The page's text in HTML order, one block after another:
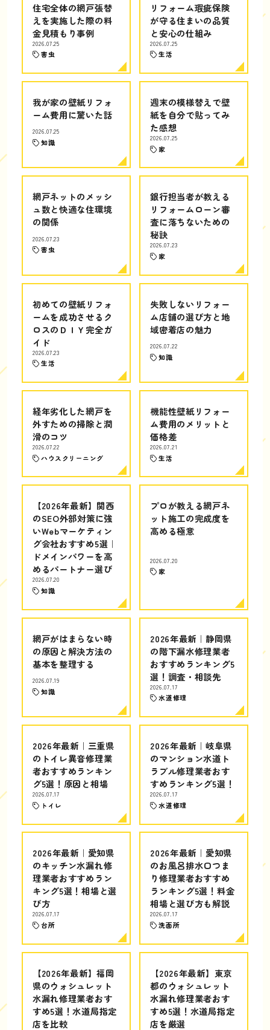
住宅全体の網戸張替
えを実施した際の料
金見積もり事例
2026.07.25
害虫
リフォーム瑕疵保険
が守る住まいの品質
と安心の仕組み
2026.07.25
生活
我が家の壁紙リフォ
ーム費用に驚いた話
2026.07.25
知識
週末の模様替えで壁
紙を自分で貼ってみ
た感想
2026.07.25
家
網戸ネットのメッシ
ュ数と快適な住環境
の関係
2026.07.23
害虫
銀行担当者が教える
リフォームローン審
査に落ちないための
秘訣
2026.07.23
家
初めての壁紙リフォ
ームを成功させるク
ロスのＤＩＹ完全ガ
イド
2026.07.23
生活
失敗しないリフォー
ム店舗の選び方と地
域密着店の魅力
2026.07.22
知識
経年劣化した網戸を
外すための掃除と潤
滑のコツ
2026.07.22
ハウスクリーニング
機能性壁紙リフォー
ム費用のメリットと
価格差
2026.07.21
生活
【2026年最新】関西
のSEO外部対策に強
いWebマーケティン
グ会社おすすめ5選｜
ドメインパワーを高
めるパートナー選び
2026.07.20
知識
プロが教える網戸ネ
ット施工の完成度を
高める極意
2026.07.20
家
網戸がはまらない時
の原因と解決方法の
基本を整理する
2026.07.19
知識
2026年最新｜静岡県
の階下漏水修理業者
おすすめランキング5
選！調査・相談先
2026.07.17
水道修理
2026年最新｜三重県
のトイレ異音修理業
者おすすめランキン
グ5選！原因と相場
2026.07.17
トイレ
2026年最新｜岐阜県
のマンション水道ト
ラブル修理業者おす
すめランキング5選！
2026.07.17
水道修理
2026年最新｜愛知県
のキッチン水漏れ修
理業者おすすめラン
キング5選！相場と選
び方
2026.07.17
台所
2026年最新｜愛知県
のお風呂排水口つま
り修理業者おすすめ
ランキング5選！料金
相場と選び方も解説
2026.07.17
洗面所
【2026年最新】福岡
県のウォシュレット
水漏れ修理業者おす
すめ5選！水道局指定
店を比較
【2026年最新】東京
都のウォシュレット
水漏れ修理業者おす
すめ5選！水道局指定
店を厳選